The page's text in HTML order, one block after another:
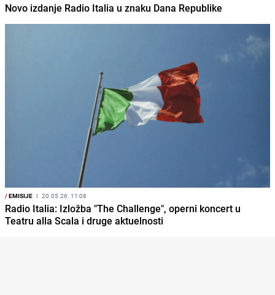
Novo izdanje Radio Italia u znaku Dana Republike
/EMISIJE I 20.05.26. 11:08
Radio Italia: Izložba "The Challenge", operni koncert u
Teatru alla Scala i druge aktuelnosti